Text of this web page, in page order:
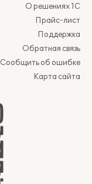
О решениях 1С
Прайс-лист
Поддержка
Обратная связь
Сообщить об ошибке
Карта сайта